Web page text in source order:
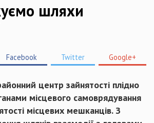
шляхи
Facebook Twitter Google+
центр зайнятості плідно
місцевого самоврядування
місцевих мешканців. З